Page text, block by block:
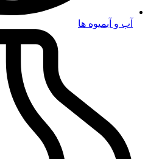
آب و آبمیوه ها